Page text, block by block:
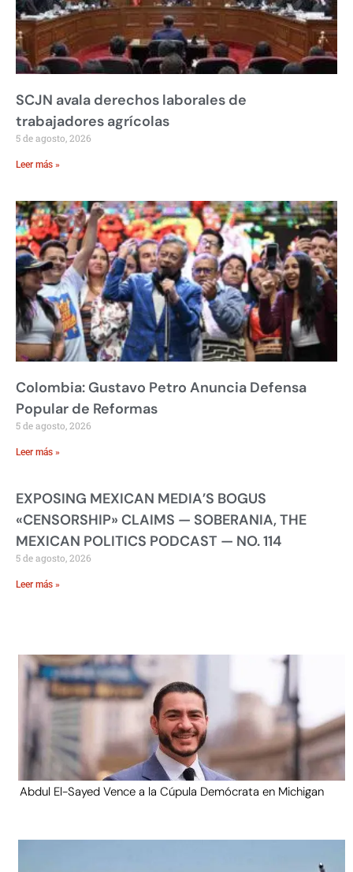
SCJN avala derechos laborales de
trabajadores agrícolas
5 de agosto, 2026
Leer más »
Colombia: Gustavo Petro Anuncia Defensa
Popular de Reformas
5 de agosto, 2026
Leer más »
EXPOSING MEXICAN MEDIA’S BOGUS
«CENSORSHIP» CLAIMS — SOBERANIA, THE
MEXICAN POLITICS PODCAST — NO. 114
5 de agosto, 2026
Leer más »
Abdul El-Sayed Vence a la Cúpula Demócrata en Michigan